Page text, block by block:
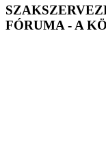
FÓRUMA - A